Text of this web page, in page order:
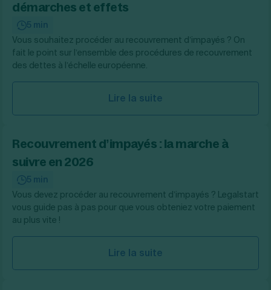
démarches et effets
5 min
Vous souhaitez procéder au recouvrement d’impayés ? On
fait le point sur l’ensemble des procédures de recouvrement
des dettes à l’échelle européenne.
Lire la suite
Recouvrement d’impayés : la marche à
suivre en 2026
5 min
Vous devez procéder au recouvrement d’impayés ? Legalstart
vous guide pas à pas pour que vous obteniez votre paiement
au plus vite !
Lire la suite